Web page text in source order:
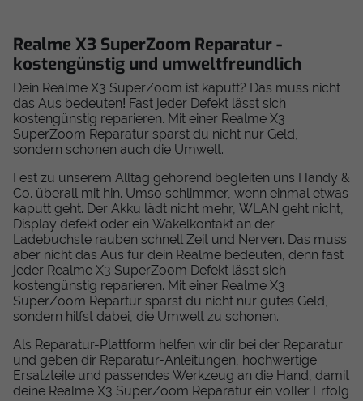
Realme X3 SuperZoom Reparatur -
kostengünstig und umweltfreundlich
Dein Realme X3 SuperZoom ist kaputt? Das muss nicht
das Aus bedeuten! Fast jeder Defekt lässt sich
kostengünstig reparieren. Mit einer Realme X3
SuperZoom Reparatur sparst du nicht nur Geld,
sondern schonen auch die Umwelt.
Fest zu unserem Alltag gehörend begleiten uns Handy &
Co. überall mit hin. Umso schlimmer, wenn einmal etwas
kaputt geht. Der Akku lädt nicht mehr, WLAN geht nicht,
Display defekt oder ein Wakelkontakt an der
Ladebuchste rauben schnell Zeit und Nerven. Das muss
aber nicht das Aus für dein Realme bedeuten, denn fast
jeder Realme X3 SuperZoom Defekt lässt sich
kostengünstig reparieren. Mit einer Realme X3
SuperZoom Repartur sparst du nicht nur gutes Geld,
sondern hilfst dabei, die Umwelt zu schonen.
Als Reparatur-Plattform helfen wir dir bei der Reparatur
und geben dir Reparatur-Anleitungen, hochwertige
Ersatzteile und passendes Werkzeug an die Hand, damit
deine Realme X3 SuperZoom Reparatur ein voller Erfolg